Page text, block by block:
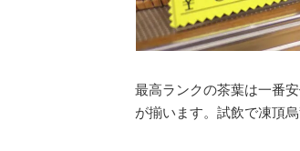
最高ランクの茶葉は一番
が揃います。試飲で凍頂